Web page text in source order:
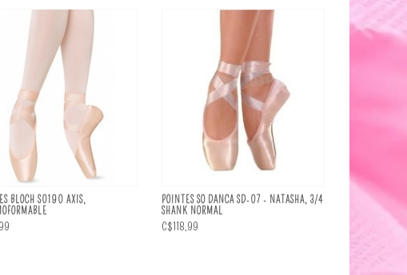
BLOCH S0190 AXIS,
POINTES SO DANCA SD-07 - NATASHA, 3/4
SHANK NORMAL
C$118,99